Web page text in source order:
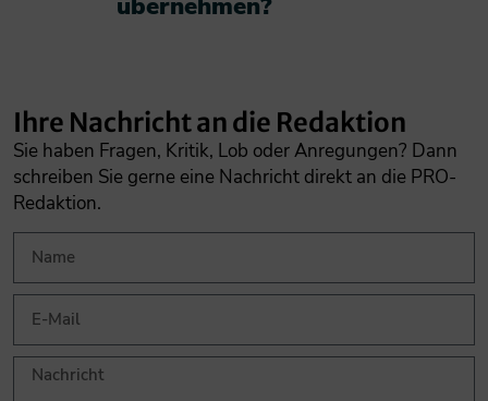
Ihre Nachricht an die Redaktion
Sie haben Fragen, Kritik, Lob oder Anregungen? Dann
schreiben Sie gerne eine Nachricht direkt an die PRO-
Redaktion.